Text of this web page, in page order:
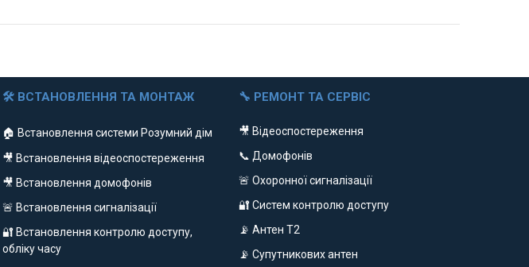
🛠 ВСТАНОВЛЕННЯ ТА МОНТАЖ
🏠 Встановлення системи Розумний дім
🎥 Встановлення відеоспостереження
🎥 Встановлення домофонів
🚨 Встановлення сигналізації
🔐 Встановлення контролю доступу,
обліку часу
🔧 РЕМОНТ ТА СЕРВІС
🎥 Відеоспостереження
📞 Домофонів
🚨 Охоронної сигналізації
🔐 Систем контролю доступу
📡 Антен Т2
📡 Супутникових антен